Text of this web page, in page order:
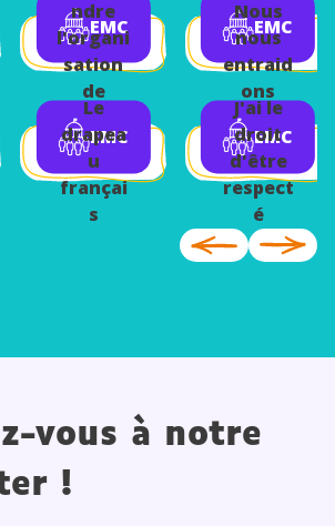
EMC
ndre
l'organi
sation
de
l'école
EMC
Le
drapea
u
françai
s
EMC
Nous
nous
entraid
ons
EMC
J'ai le
droit
d'être
respect
é
vous à notre
!